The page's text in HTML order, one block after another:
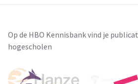
Op de HBO Kennisbank vind je
hogescholen